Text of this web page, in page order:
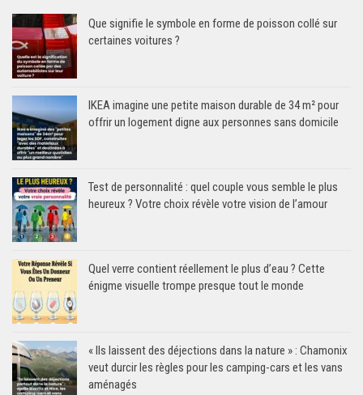
Que signifie le symbole en forme de poisson collé sur
certaines voitures ?
IKEA imagine une petite maison durable de 34 m² pour
offrir un logement digne aux personnes sans domicile
Test de personnalité : quel couple vous semble le plus
heureux ? Votre choix révèle votre vision de l’amour
Quel verre contient réellement le plus d’eau ? Cette
énigme visuelle trompe presque tout le monde
« Ils laissent des déjections dans la nature » : Chamonix
veut durcir les règles pour les camping-cars et les vans
aménagés